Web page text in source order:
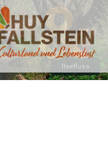
Ilsefluss